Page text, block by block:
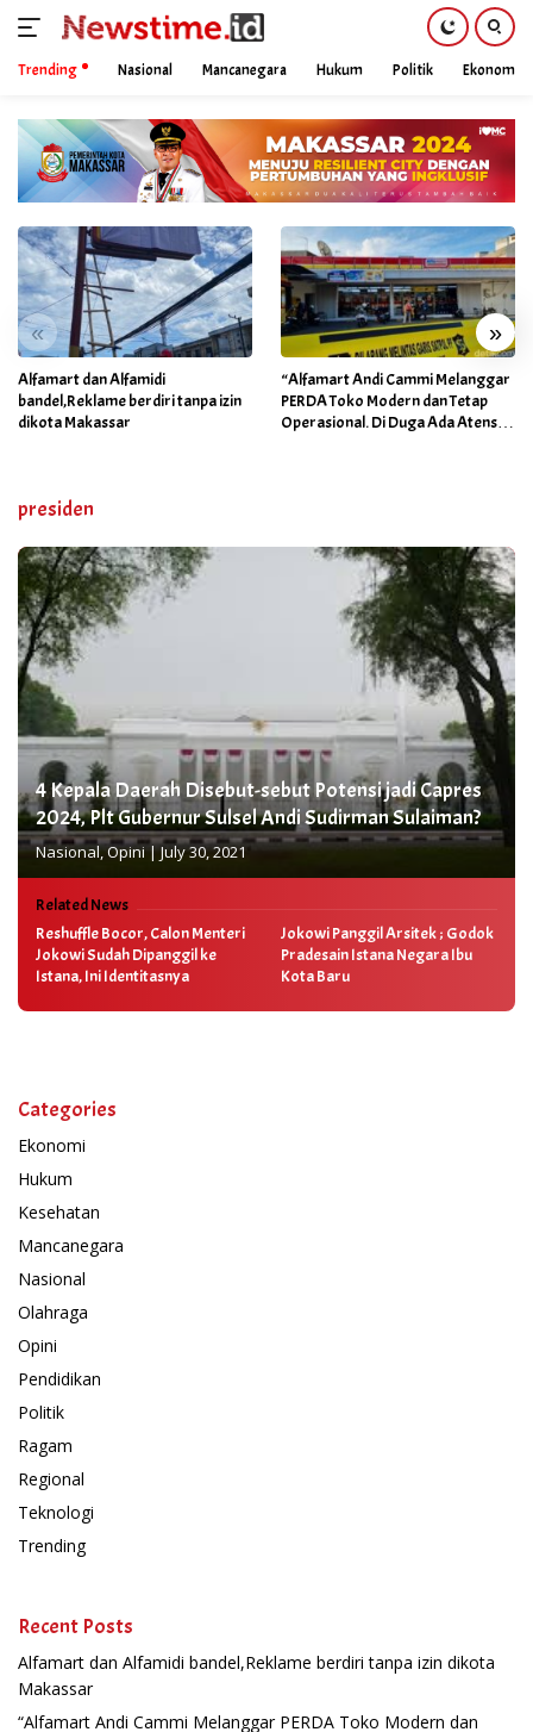
content
Trending Nasional Mancanegara Hukum Politik Ekonomi
« »
Alfamart dan Alfamidi
bandel,Reklame berdiri tanpa izin
dikota Makassar
“Alfamart Andi Cammi Melanggar
PERDA Toko Modern dan Tetap
Operasional. Di Duga Ada Atensi
presiden
4 Kepala Daerah Disebut-sebut Potensi jadi Capres
2024, Plt Gubernur Sulsel Andi Sudirman Sulaiman?
Nasional,Opini|July 30, 2021
Related News
Reshuffle Bocor, Calon Menteri
Jokowi Sudah Dipanggil ke
Istana, Ini Identitasnya
Jokowi Panggil Arsitek ; Godok
Pradesain Istana Negara Ibu
Kota Baru
Categories
Ekonomi
Hukum
Kesehatan
Mancanegara
Nasional
Olahraga
Opini
Pendidikan
Politik
Ragam
Regional
Teknologi
Trending
Recent Posts
Alfamart dan Alfamidi bandel,Reklame berdiri tanpa izin dikota
Makassar
“Alfamart Andi Cammi Melanggar PERDA Toko Modern dan